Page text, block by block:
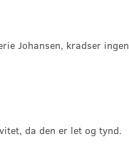
Johansen, kradser ingen
da den er let og tynd.